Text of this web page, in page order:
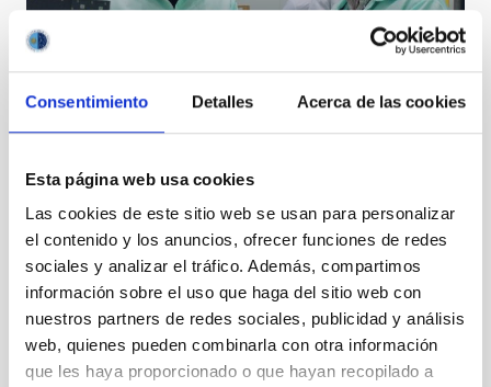
Consentimiento Detalles Acerca de las cookies
Esta página web usa cookies
Las cookies de este sitio web se usan para personalizar
el contenido y los anuncios, ofrecer funciones de redes
sociales y analizar el tráfico. Además, compartimos
información sobre el uso que haga del sitio web con
nuestros partners de redes sociales, publicidad y análisis
web, quienes pueden combinarla con otra información
que les haya proporcionado o que hayan recopilado a
visita a la sede del IAC en La Laguna